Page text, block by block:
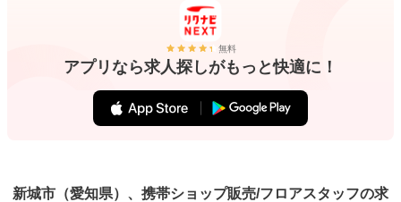
無料
アプリなら求人探しがもっと快適に！
新城市（愛知県）、携帯ショップ販売/フロアスタッフの求